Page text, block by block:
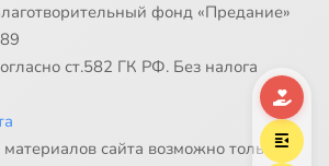
фонд «Предание»
ст.582 ГК РФ. Без налога
сайта возможно только в